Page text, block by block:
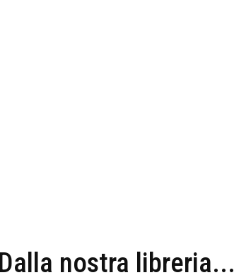
Dalla nostra libreria...